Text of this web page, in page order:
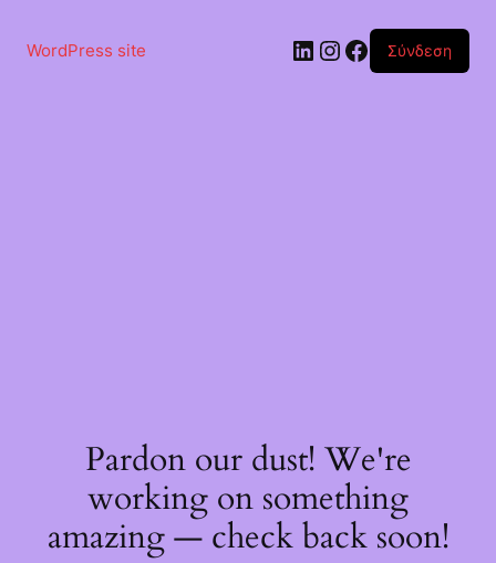
περιεχόμενο
WordPress site Linkedin
Instagram
Facebook
Σύνδεση
Pardon our dust! We're
working on something
amazing — check back soon!